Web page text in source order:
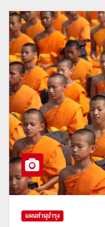
แผนทำนุบำรุง